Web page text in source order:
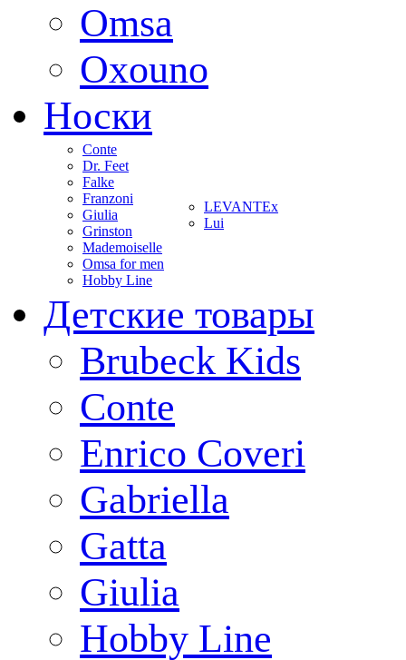
Omsa
Oxouno
Носки
Conte
Dr. Feet
Falke
Franzoni
Giulia
Grinston
Mademoiselle
Omsa for men
Hobby Line
LEVANTEx
Lui
Детские товары
Brubeck Kids
Conte
Enrico Coveri
Gabriella
Gatta
Giulia
Hobby Line